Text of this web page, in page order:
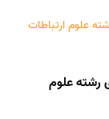
علوم ارتباطات
رشته علوم